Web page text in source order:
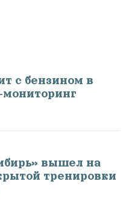
с бензином в
мониторинг
вышел на
тренировки